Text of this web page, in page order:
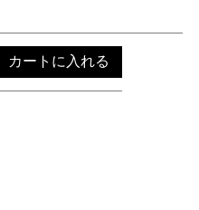
カートに入れる